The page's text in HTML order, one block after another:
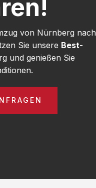
von Nürnberg nach
Sie unsere Best-
und genießen Sie